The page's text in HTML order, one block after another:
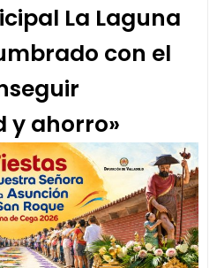
La Laguna
con el
y ahorro»